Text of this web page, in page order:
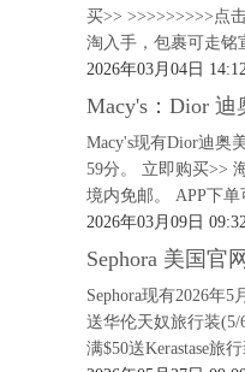
买>> >>>>>>>>>点
淘入手，包裹可走铭
2026年03月04日
Macy's：Dior
Macy's现有Dior迪奥
59分。 立即购买>>
境内免邮。 APP下
2026年03月09日
Sephora 美国官
Sephora现有2026年
送华伦天奴旅行装(5/
满$50送Kerastase旅